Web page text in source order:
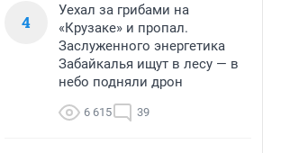
4
Уехал за грибами на
«Крузаке» и пропал.
Заслуженного энергетика
Забайкалья ищут в лесу — в
небо подняли дрон
6 615 39